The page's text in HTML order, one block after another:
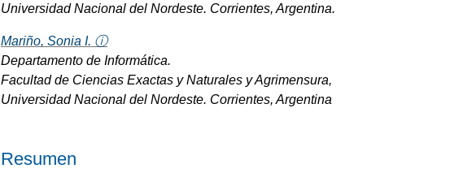
Universidad Nacional del Nordeste. Corrientes, Argentina.
Mariño, Sonia I. ⓘ
Departamento de Informática.
Facultad de Ciencias Exactas y Naturales y Agrimensura,
Universidad Nacional del Nordeste. Corrientes, Argentina
Resumen